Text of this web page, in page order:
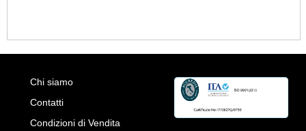
Chi siamo
Contatti
Condizioni di Vendita